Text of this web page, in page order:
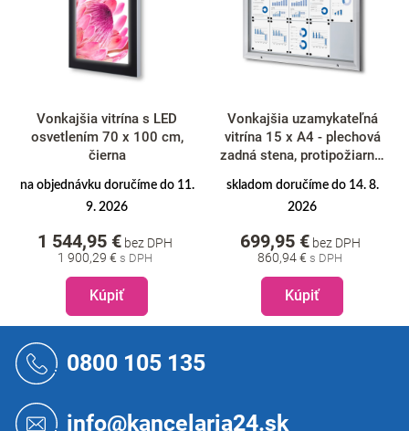
Vonkajšia uzamykateľná
vitrína 15 x A4 - plechová
zadná stena, protipožiarna,
skladom doručíme do 14. 8.
2026
860,94 €
699,95 €bez DPH
Kúpiť
Vonkajšia uzamykateľná
vitrína 6 x A4 - plechová
zadná stena, typ L, hliník
na objednávku doručíme do 11.
9. 2026
934,74 €
759,95 €bez DPH
Kúpiť
0800 105 135
info@kancelaria24.sk